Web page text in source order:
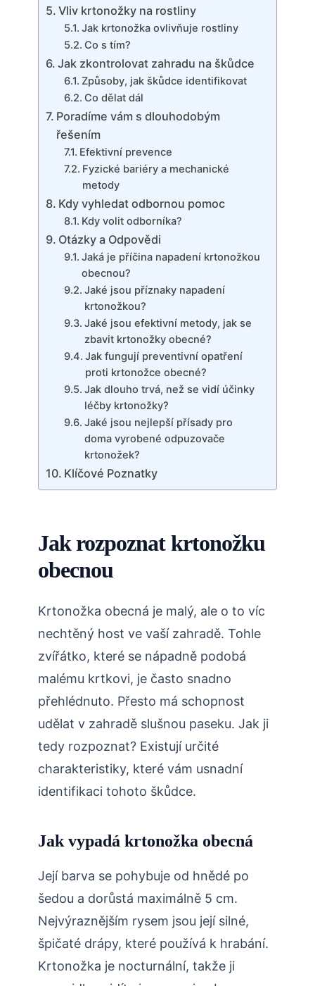
Vliv krtonožky na​ rostliny
Jak krtonožka ovlivňuje‌ rostliny
Co s tím?
Jak zkontrolovat zahradu na škůdce
Způsoby, jak⁤ škůdce identifikovat
Co dělat dál
Poradíme vám s dlouhodobým
řešením
Efektivní ‍prevence
Fyzické bariéry a mechanické
metody
Kdy vyhledat odbornou ‌pomoc
Kdy volit odborníka?
Otázky a Odpovědi
Jaká je příčina napadení krtonožkou
obecnou?
Jaké jsou příznaky napadení
krtonožkou?
Jaké jsou efektivní metody, jak se
zbavit krtonožky obecné?
Jak fungují preventivní opatření
proti ‌krtonožce obecné?
Jak dlouho trvá,⁤ než se vidí účinky
léčby krtonožky?
Jaké jsou⁢ nejlepší přísady pro
doma vyrobené odpuzovače
krtonožek?
Klíčové Poznatky
Jak rozpoznat krtonožku
obecnou
Krtonožka⁤ obecná je malý, ale o⁣ to víc
nechtěný‌ host ve vaší zahradě. Tohle
zvířátko, které se nápadně podobá
malému ​krtkovi,‍ je často snadno
přehlédnuto. ⁣Přesto má⁤ schopnost
udělat ⁢v zahradě slušnou paseku. Jak ji
tedy rozpoznat? Existují určité
charakteristiky, které vám usnadní
identifikaci tohoto škůdce.
Jak vypadá krtonožka obecná
Její barva se pohybuje od‌ hnědé po
šedou a dorůstá maximálně ⁢5 cm.
Nejvýraznějším ⁢rysem jsou její silné,
špičaté drápy, které používá k hrabání.
Krtonožka je nocturnální, takže ji